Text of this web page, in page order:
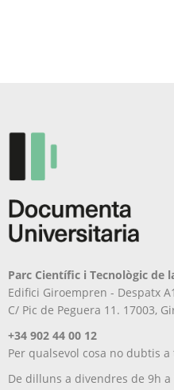
Parc Científic i Tecnològic de
Edifici Giroempren - Despatx
C/ Pic de Peguera 11. 17003,
+34 902 44 00 12
Per qualsevol cosa no dubtis
De dilluns a divendres de 9h a